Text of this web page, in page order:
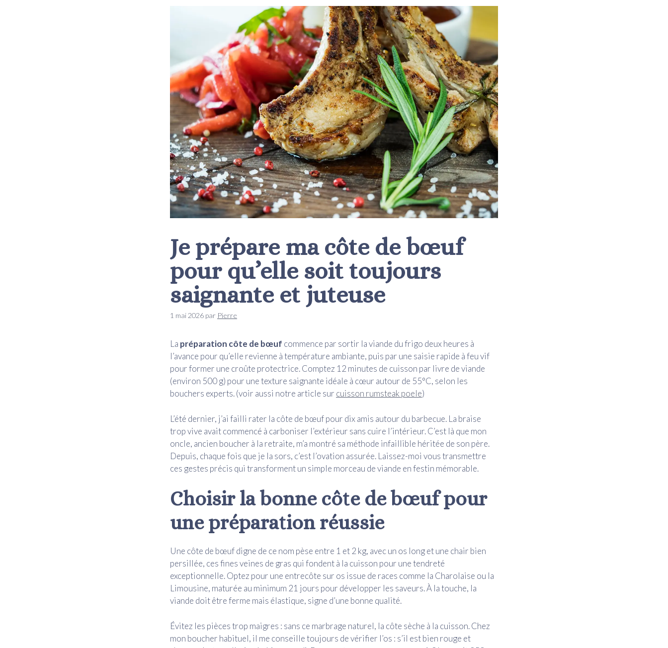
Je prépare ma côte de bœuf
pour qu’elle soit toujours
saignante et juteuse
1 mai 2026 par Pierre
La préparation côte de bœuf commence par sortir la viande du frigo deux heures à
l’avance pour qu’elle revienne à température ambiante, puis par une saisie rapide à feu vif
pour former une croûte protectrice. Comptez 12 minutes de cuisson par livre de viande
(environ 500 g) pour une texture saignante idéale à cœur autour de 55°C, selon les
bouchers experts. (voir aussi notre article sur cuisson rumsteak poele)
L’été dernier, j’ai failli rater la côte de bœuf pour dix amis autour du barbecue. La braise
trop vive avait commencé à carboniser l’extérieur sans cuire l’intérieur. C’est là que mon
oncle, ancien boucher à la retraite, m’a montré sa méthode infaillible héritée de son père.
Depuis, chaque fois que je la sors, c’est l’ovation assurée. Laissez-moi vous transmettre
ces gestes précis qui transforment un simple morceau de viande en festin mémorable.
Choisir la bonne côte de bœuf pour
une préparation réussie
Une côte de bœuf digne de ce nom pèse entre 1 et 2 kg, avec un os long et une chair bien
persillée, ces fines veines de gras qui fondent à la cuisson pour une tendreté
exceptionnelle. Optez pour une entrecôte sur os issue de races comme la Charolaise ou la
Limousine, maturée au minimum 21 jours pour développer les saveurs. À la touche, la
viande doit être ferme mais élastique, signe d’une bonne qualité.
Évitez les pièces trop maigres : sans ce marbrage naturel, la côte sèche à la cuisson. Chez
mon boucher habituel, il me conseille toujours de vérifier l’os : s’il est bien rouge et